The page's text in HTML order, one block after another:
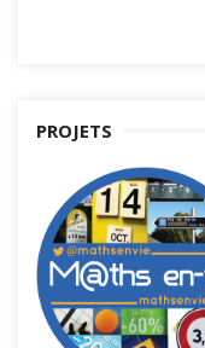
PROJETS